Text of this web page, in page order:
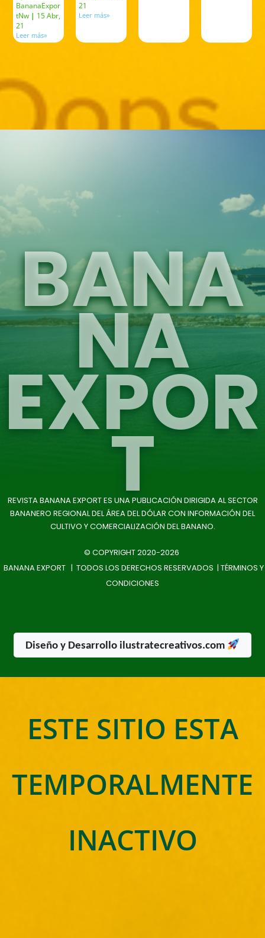
BananaExpor
tNw | 15Abr,
21
Leer más»
21
Leer más»
BANA
NA
EXPOR
T
REVISTA BANANA EXPORT ES UNA PUBLICACIÓN DIRIGIDA AL SECTOR
BANANERO REGIONAL DEL ÁREA DEL DÓLAR CON INFORMACIÓN DEL
CULTIVO Y COMERCIALIZACIÓN DEL BANANO.
© COPYRIGHT 2020-2026
BANANA EXPORT | TODOS LOS DERECHOS RESERVADOS | TÉRMINOS Y
CONDICIONES
Diseño y Desarrollo ilustratecreativos.com
ESTE SITIO ESTA
TEMPORALMENTE
INACTIVO